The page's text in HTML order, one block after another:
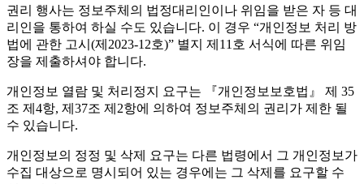
권리 행사는 정보주체의 법정대리인이나 위임을 받은 자 등 대
리인을 통하여 하실 수도 있습니다. 이 경우 “개인정보 처리 방
법에 관한 고시(제2023-12호)” 별지 제11호 서식에 따른 위임
장을 제출하셔야 합니다.
개인정보 열람 및 처리정지 요구는 『개인정보보호법』 제 35
조 제4항, 제37조 제2항에 의하여 정보주체의 권리가 제한 될
수 있습니다.
개인정보의 정정 및 삭제 요구는 다른 법령에서 그 개인정보가
수집 대상으로 명시되어 있는 경우에는 그 삭제를 요구할 수